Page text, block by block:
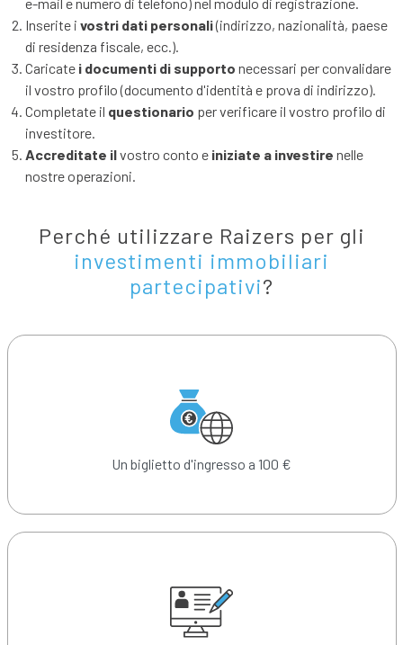
Inserite i vostri dati personali(indirizzo, nazionalità, paese
di residenza fiscale, ecc.).
Caricatei documenti di supporto necessari per convalidare
il vostro profilo (documento d'identità e prova di indirizzo).
Completate il questionario per verificare il vostro profilo di
investitore.
Accreditate ilvostro conto e iniziate a investire nelle
nostre operazioni.
Perché utilizzare Raizers per gli
investimenti immobiliari
partecipativi?
Un biglietto d'ingresso a 100 €